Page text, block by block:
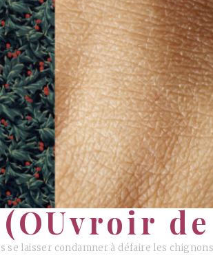
se laisser condamner à défaire les